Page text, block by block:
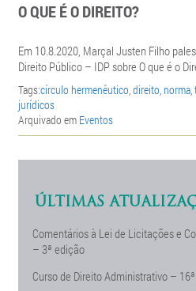
O QUE É O DIREITO?
Em 10.8.2020, Marçal Justen Filho
Direito Público – IDP sobre O que é o
Tags:círculo hermenêutico,direito, norma,
jurídicos
Arquivado em Eventos
ÚLTIMAS
Comentários à Lei de Licitações e
– 3ª edição
Curso de Direito Administrativo –